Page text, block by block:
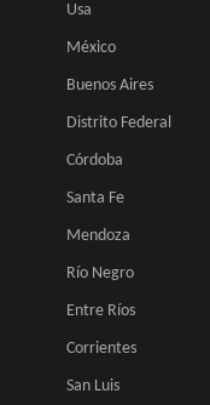
Usa
México
Buenos Aires
Distrito Federal
Córdoba
Santa Fe
Mendoza
Río Negro
Entre Ríos
Corrientes
San Luis